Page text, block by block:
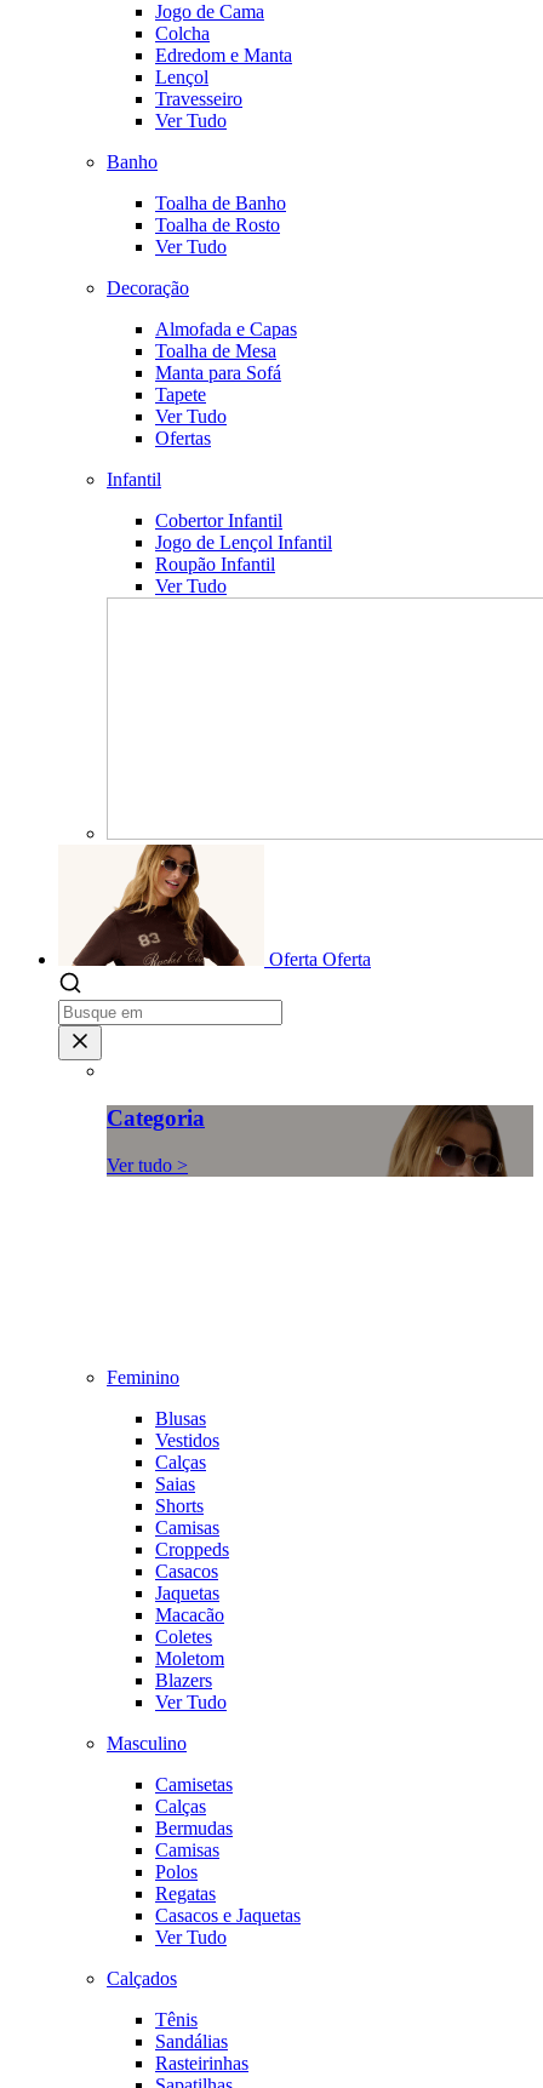
Jogo de Cama
Colcha
Edredom e Manta
Lençol
Travesseiro
Ver Tudo
Banho
Toalha de Banho
Toalha de Rosto
Ver Tudo
Decoração
Almofada e Capas
Toalha de Mesa
Manta para Sofá
Tapete
Ver Tudo
Ofertas
Infantil
Cobertor Infantil
Jogo de Lençol Infantil
Roupão Infantil
Ver Tudo
Oferta Oferta
Categoria
Ver tudo >
Feminino
Blusas
Vestidos
Calças
Saias
Shorts
Camisas
Croppeds
Casacos
Jaquetas
Macacão
Coletes
Moletom
Blazers
Ver Tudo
Masculino
Camisetas
Calças
Bermudas
Camisas
Polos
Regatas
Casacos e Jaquetas
Ver Tudo
Calçados
Tênis
Sandálias
Rasteirinhas